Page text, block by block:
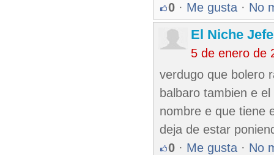
0 · Me gusta · No
El Niche
5 de enero de
verdugo que bolero
balbaro tambien e
nombre e que tiene
deja de estar
0 · Me gusta · No